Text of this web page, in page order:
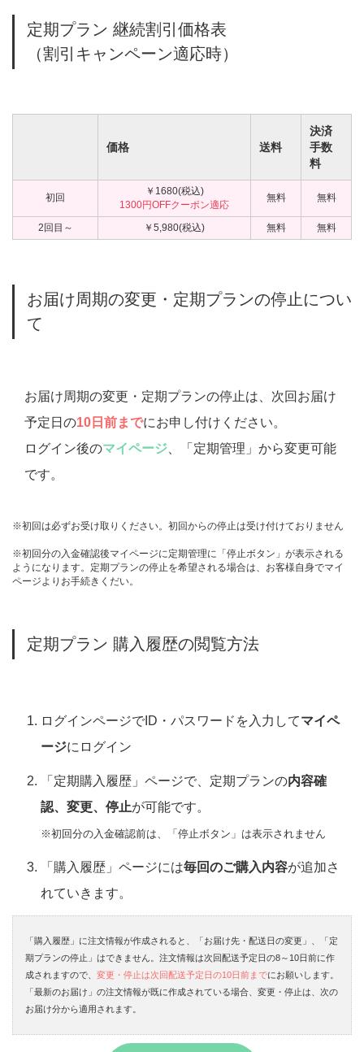
定期プラン 継続割引価格表
（割引キャンペーン適応時）
価格 送料
決済
手数
料
初回
￥1680(税込)
1300円OFFクーポン適応
無料 無料
2回目～ ￥5,980(税込) 無料 無料
お届け周期の変更・定期プランの停止につい
て
お届け周期の変更・定期プランの停止は、次回お届け
予定日の10日前までにお申し付けください。
ログイン後のマイページ 、「定期管理」から変更可能
です。
※初回は必ずお受け取りください。初回からの停止は受け付けておりません
※初回分の入金確認後マイページに定期管理に「停止ボタン」が表示される
ようになります。定期プランの停止を希望される場合は、お客様自身でマイ
ページよりお手続きくだい。
定期プラン 購入履歴の閲覧方法
ログインページでID・パスワードを入力してマイペ
ージにログイン
「定期購入履歴」ページで、定期プランの内容確
認、変更、停止が可能です。
※初回分の入金確認前は、「停止ボタン」は表示されません
「購入履歴」ページには毎回のご購入内容が追加さ
れていきます。
「購入履歴」に注文情報が作成されると、「お届け先・配送日の変更」、「定
期プランの停止」はできません。注文情報は次回配送予定日の8～10日前に作
成されますので、 変更・停止は次回配送予定日の10日前までにお願いします。
「最新のお届け」の注文情報が既に作成されている場合、変更・停止は、次の
お届け分から適用されます。